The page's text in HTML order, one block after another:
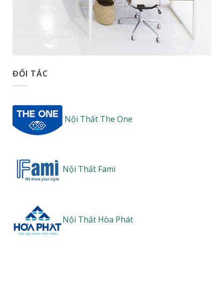
ĐỐI TÁC
Nội Thất The One
Nội Thất Fami
Nội Thất Hòa Phát